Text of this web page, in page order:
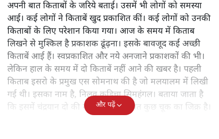
अपनी बात किताबों के जरिये बताई। उसमें भी लोगों को समस्या
आई। कई लोगों ने किताबें खुद प्रकाशित कीं। कई लोगों को उनकी
किताबों के लिए परेशान किया गया। आज के समय में किताब
लिखने से मुश्किल है प्रकाशक ढूंढ़ना। इसके बावजूद कई अच्छी
किताबें आई हैं। स्वप्रकाशित और नये अनजाने प्रकाशकों की भी।
लेकिन हाल के समय में दो किताबें नहीं आने की खबर है। पहली
किताब इसरो के प्रमुख एस सोमनाथ की है जो मलयालम में लिखी
गई थी। इसका नाम है, निलवु कुडिचा सिमहंगल। बताया जाता है
कि इसमें चंद्रयान दो की नाकामी से संबंधित कुछ चूक का जिक्र है।
और पढ़ें